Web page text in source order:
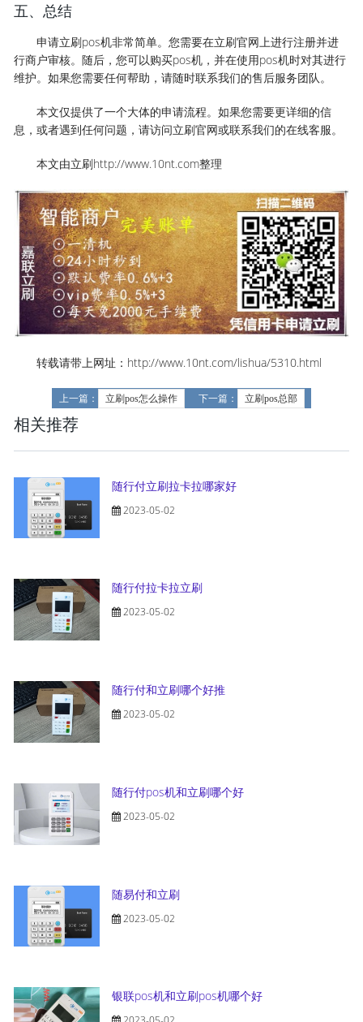
五、总结
申请立刷pos机非常简单。您需要在立刷官网上进行注册并进
行商户审核。随后，您可以购买pos机，并在使用pos机时对其进行
维护。如果您需要任何帮助，请随时联系我们的售后服务团队。
本文仅提供了一个大体的申请流程。如果您需要更详细的信
息，或者遇到任何问题，请访问立刷官网或联系我们的在线客服。
本文由立刷http://www.10nt.com整理
转载请带上网址：http://www.10nt.com/lishua/5310.html
上一篇： 立刷pos怎么操作 下一篇： 立刷pos总部
相关推荐
随行付立刷拉卡拉哪家好
2023-05-02
随行付拉卡拉立刷
2023-05-02
随行付和立刷哪个好推
2023-05-02
随行付pos机和立刷哪个好
2023-05-02
随易付和立刷
2023-05-02
银联pos机和立刷pos机哪个好